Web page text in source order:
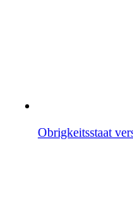
Obrigkeitsstaat